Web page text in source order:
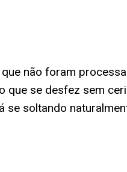
não foram
se desfez sem
soltando